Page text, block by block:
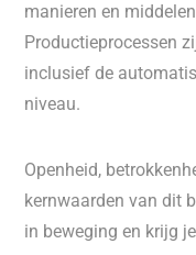
manieren en
Productieprocessen
inclusief de
niveau.
Openheid,
kernwaarden van dit
in beweging en krijg